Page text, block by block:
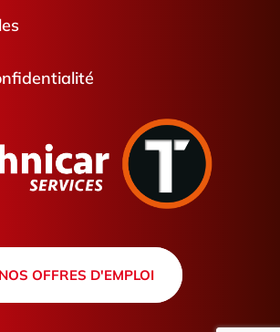
NOS OFFRES D'EMPLOI